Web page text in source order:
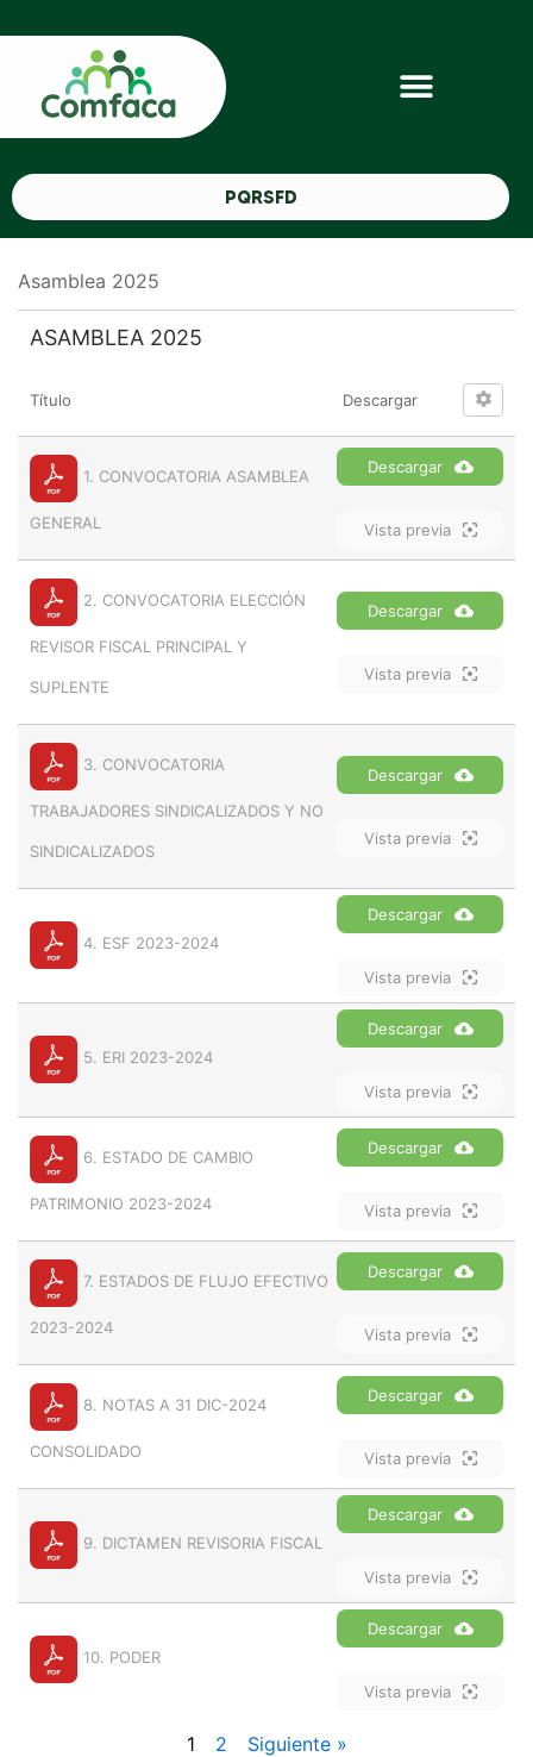
PQRSFD
Asamblea 2025
ASAMBLEA 2025
Título Descargar
1. CONVOCATORIA ASAMBLEA
GENERAL
Descargar
Vista previa
2. CONVOCATORIA ELECCIÓN
REVISOR FISCAL PRINCIPAL Y
SUPLENTE
Descargar
Vista previa
3. CONVOCATORIA
TRABAJADORES SINDICALIZADOS Y NO
SINDICALIZADOS
Descargar
Vista previa
4. ESF 2023-2024
Descargar
Vista previa
5. ERI 2023-2024
Descargar
Vista previa
6. ESTADO DE CAMBIO
PATRIMONIO 2023-2024
Descargar
Vista previa
7. ESTADOS DE FLUJO EFECTIVO
2023-2024
Descargar
Vista previa
8. NOTAS A 31 DIC-2024
CONSOLIDADO
Descargar
Vista previa
9. DICTAMEN REVISORIA FISCAL
Descargar
Vista previa
10. PODER
Descargar
Vista previa
1 2 Siguiente »